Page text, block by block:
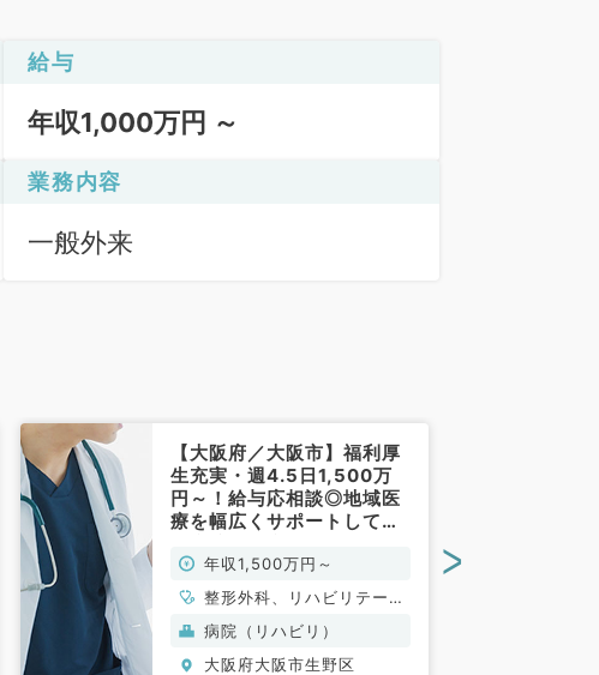
給与
年収1,000万円 ～
業務内容
一般外来
【大阪府／大阪市】福利厚
生充実・週4.5日1,500万
円～！給与応相談◎地域医
療を幅広くサポートしてい
事（科目不問／常勤）
年収1,500万円～
整形外科、リハビリテーシ
ョン科、一般内科
病院（リハビリ）
大阪府大阪市生野区
>